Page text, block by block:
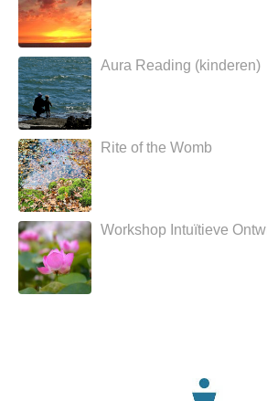
Aura Reading (kinderen)
Rite of the Womb
Workshop Intuïtieve